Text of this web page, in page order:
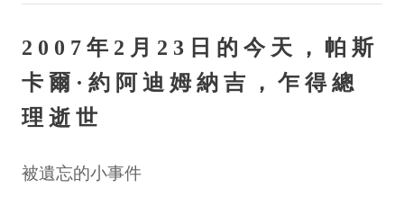
2007年2月23日的今天，帕斯
卡爾·約阿迪姆納吉，乍得總
理逝世
被遺忘的小事件